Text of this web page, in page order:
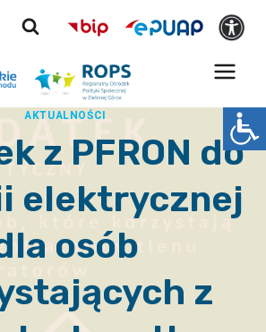
AKTUALNOŚCI
z PFRON do
elektrycznej
osób
z